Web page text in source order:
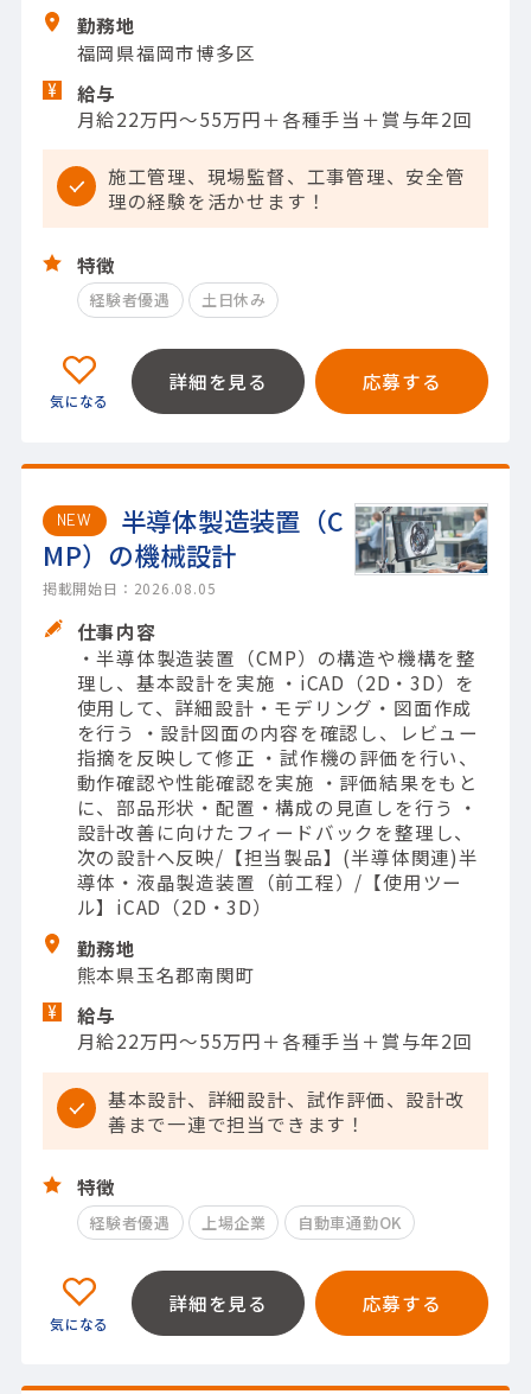
勤務地
福岡県福岡市博多区
給与
月給22万円～55万円＋各種手当＋賞与年2回
施工管理、現場監督、工事管理、安全管
理の経験を活かせます！
特徴
経験者優遇 土日休み
詳細を見る 応募する
NEW
半導体製造装置（C
MP）の機械設計
掲載開始日：2026.08.05
仕事内容
・半導体製造装置（CMP）の構造や機構を整
理し、基本設計を実施 ・iCAD（2D・3D）を
使用して、詳細設計・モデリング・図面作成
を行う ・設計図面の内容を確認し、レビュー
指摘を反映して修正 ・試作機の評価を行い、
動作確認や性能確認を実施 ・評価結果をもと
に、部品形状・配置・構成の見直しを行う ・
設計改善に向けたフィードバックを整理し、
次の設計へ反映/【担当製品】(半導体関連)半
導体・液晶製造装置（前工程）/【使用ツー
ル】iCAD（2D・3D）
勤務地
熊本県玉名郡南関町
給与
月給22万円～55万円＋各種手当＋賞与年2回
基本設計、詳細設計、試作評価、設計改
善まで一連で担当できます！
特徴
経験者優遇 上場企業 自動車通勤OK
詳細を見る 応募する